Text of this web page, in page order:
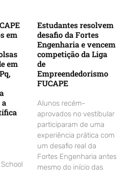
em
em
Estudantes resolvem
desafio da Fortes
Engenharia e vencem
competição da Liga
de
Empreendedorismo
FUCAPE
Alunos recém-
aprovados no vestibular
participaram de uma
experiência prática com
um desafio real da
Fortes Engenharia antes
mesmo do início das